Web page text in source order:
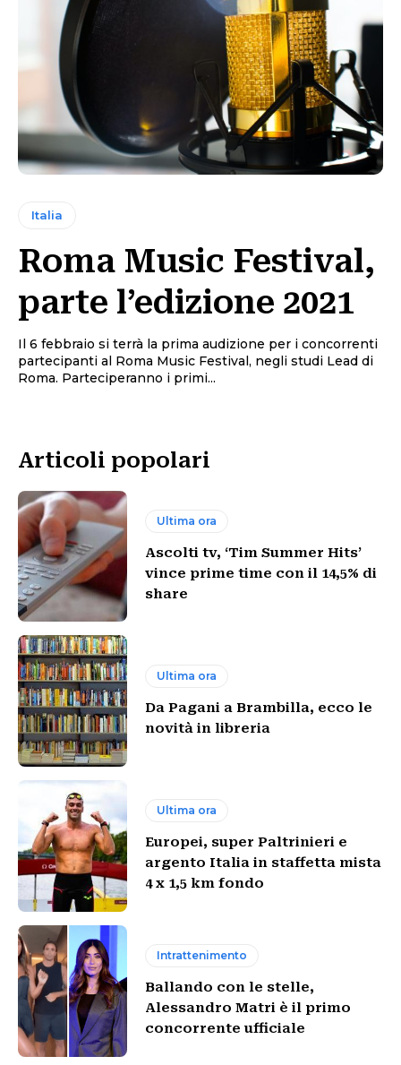
Italia
Roma Music Festival,
parte l’edizione 2021
Il 6 febbraio si terrà la prima audizione per i concorrenti
partecipanti al Roma Music Festival, negli studi Lead di
Roma. Parteciperanno i primi...
Articoli popolari
Ultima ora
Ascolti tv, ‘Tim Summer Hits’
vince prime time con il 14,5% di
share
Ultima ora
Da Pagani a Brambilla, ecco le
novità in libreria
Ultima ora
Europei, super Paltrinieri e
argento Italia in staffetta mista
4 x 1,5 km fondo
Intrattenimento
Ballando con le stelle,
Alessandro Matri è il primo
concorrente ufficiale